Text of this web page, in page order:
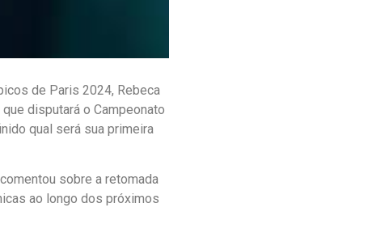
de Paris 2024, Rebeca
disputará o Campeonato
qual será sua primeira
sobre a retomada
ao longo dos próximos